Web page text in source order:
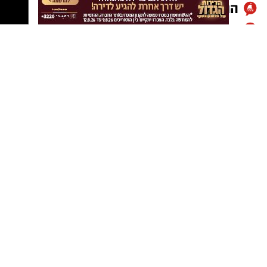
הרשת המובילה בישראל למרכזי ספורט, נופש
וקהילה, משיקה מסלול מנוי חדש שמבוסס על אמון